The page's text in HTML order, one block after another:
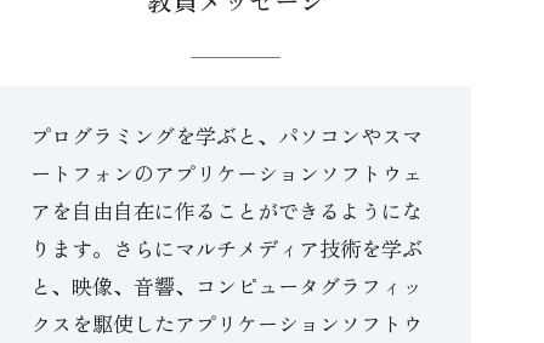
プログラミングを学ぶと、パソコンやスマ
ートフォンのアプリケーションソフトウェ
アを自由自在に作ることができるようにな
ります。さらにマルチメディア技術を学ぶ
と、映像、音響、コンピュータグラフィッ
クスを駆使したアプリケーションソフトウ